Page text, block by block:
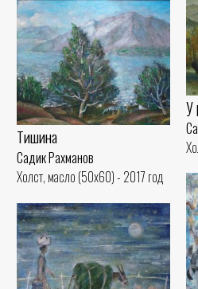
У
Тишина
Садик Рахманов
Холст, масло (50x60) - 2017 год